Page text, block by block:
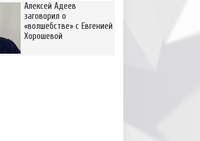
Алексей Адеев
заговорил о
«волшебстве» с Евгенией
Хорошевой